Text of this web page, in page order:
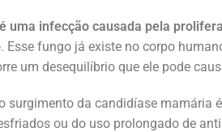
é uma infecção causada pela
. Esse fungo já existe no corpo
um desequilíbrio que ele pode
surgimento da candidíase mamária
ou do uso prolongado de